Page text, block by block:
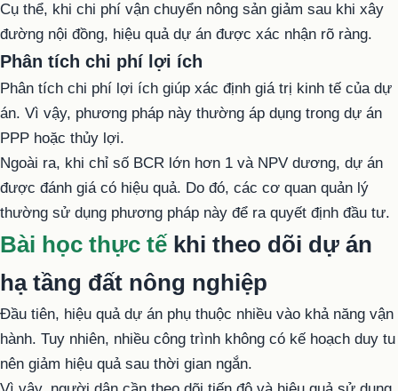
Cụ thể, khi chi phí vận chuyển nông sản giảm sau khi xây
đường nội đồng, hiệu quả dự án được xác nhận rõ ràng.
Phân tích chi phí lợi ích
Phân tích chi phí lợi ích giúp xác định giá trị kinh tế của dự
án. Vì vậy, phương pháp này thường áp dụng trong dự án
PPP hoặc thủy lợi.
Ngoài ra, khi chỉ số BCR lớn hơn 1 và NPV dương, dự án
được đánh giá có hiệu quả. Do đó, các cơ quan quản lý
thường sử dụng phương pháp này để ra quyết định đầu tư.
Bài học thực tế khi theo dõi dự án
hạ tầng đất nông nghiệp
Đầu tiên, hiệu quả dự án phụ thuộc nhiều vào khả năng vận
hành. Tuy nhiên, nhiều công trình không có kế hoạch duy tu
nên giảm hiệu quả sau thời gian ngắn.